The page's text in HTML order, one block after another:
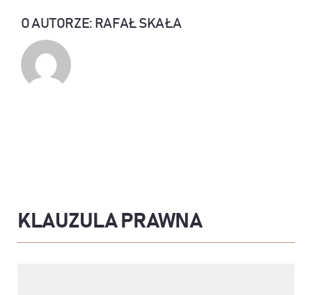
O AUTORZE: RAFAŁ SKAŁA
KLAUZULA PRAWNA